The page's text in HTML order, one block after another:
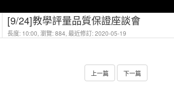
[9/24]教學評量品質保證座談會
長度: 10:00, 瀏覽: 884, 最近修訂: 2020-05-19
上一篇 下一篇